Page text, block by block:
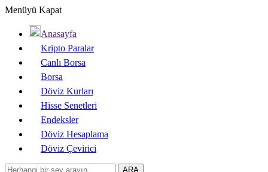
Menüyü Kapat
Anasayfa
Kripto Paralar
Canlı Borsa
Borsa
Döviz Kurları
Hisse Senetleri
Endeksler
Döviz Hesaplama
Döviz Çevirici